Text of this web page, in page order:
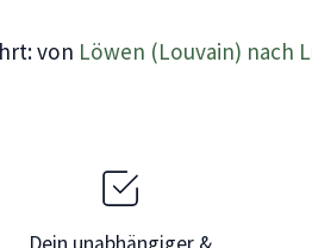
von Löwen (Louvain) nach